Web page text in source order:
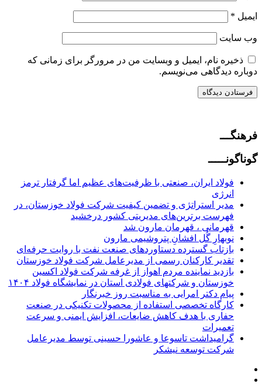
ایمیل *
وب‌ سایت
ذخیره نام، ایمیل و وبسایت من در مرورگر برای زمانی که
دوباره دیدگاهی می‌نویسم.
فرهنگـــ
گوناگونـــــ
فولاد ایران، صنعتی با ظرفیت‌های عظیم اما گرفتار ترمز
انرژی
مدیر استراتژی و تضمین کیفیت شرکت فولاد خوزستان، در
فهرست برترین‌های مدیریتی کشور درخشید
قهرمانی ، قهرمان مارون شد
نوبهارِ گُل افشانِ پتروشیمی مارون
بازتاب گسترده دستاوردهای صنعت نفت با روایت حرفه‌ای
تقدیر کارکنان رسمی از مدیرعامل شرکت فولاد خوزستان
بازدید نماینده مردم اهواز از غرفه شرکت فولاد اکسین
خوزستان و شرکتهای فولادی استان در نمایشگاه فولاد ۱۴۰۴
پیام دکتر امرایی به مناسبت روز خبرنگار
کارگاه تخصصی استفاده از محصولات تکنیکی در صنعت
حفاری با هدف کاهش ضایعات، افزایش ایمنی و سرعت
تعمیرات
گرامیداشت تاسوعا و عاشورا حسینی توسط مدیرعامل
شرکت توسعه نیشکر